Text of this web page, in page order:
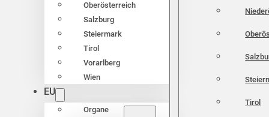
Oberösterreich
Salzburg
Steiermark
Tirol
Vorarlberg
Wien
EU
Organe
Tirol